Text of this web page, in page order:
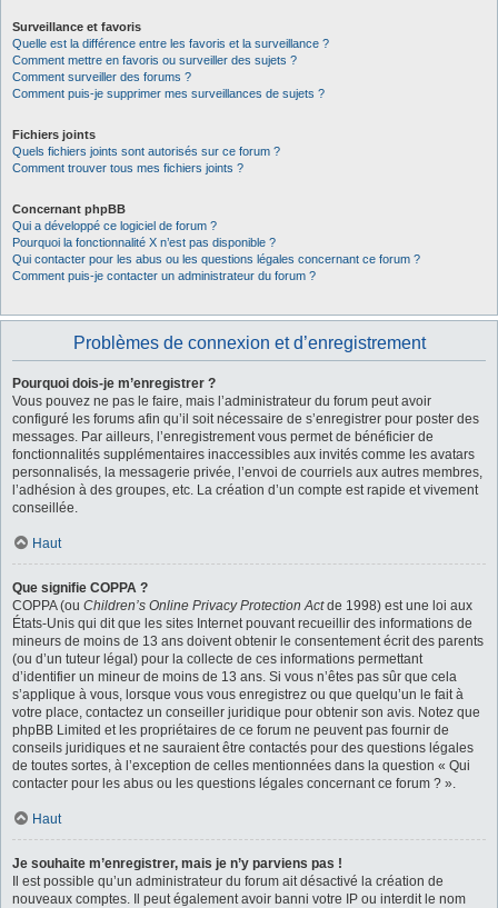
Surveillance et favoris
Quelle est la différence entre les favoris et la surveillance ?
Comment mettre en favoris ou surveiller des sujets ?
Comment surveiller des forums ?
Comment puis-je supprimer mes surveillances de sujets ?
Fichiers joints
Quels fichiers joints sont autorisés sur ce forum ?
Comment trouver tous mes fichiers joints ?
Concernant phpBB
Qui a développé ce logiciel de forum ?
Pourquoi la fonctionnalité X n’est pas disponible ?
Qui contacter pour les abus ou les questions légales concernant ce forum ?
Comment puis-je contacter un administrateur du forum ?
Problèmes de connexion et d’enregistrement
Pourquoi dois-je m’enregistrer ?
Vous pouvez ne pas le faire, mais l’administrateur du forum peut avoir
configuré les forums afin qu’il soit nécessaire de s’enregistrer pour poster des
messages. Par ailleurs, l’enregistrement vous permet de bénéficier de
fonctionnalités supplémentaires inaccessibles aux invités comme les avatars
personnalisés, la messagerie privée, l’envoi de courriels aux autres membres,
l’adhésion à des groupes, etc. La création d’un compte est rapide et vivement
conseillée.
Haut
Que signifie COPPA ?
COPPA (ou Children’s Online Privacy Protection Actde 1998) est une loi aux
États-Unis qui dit que les sites Internet pouvant recueillir des informations de
mineurs de moins de 13 ans doivent obtenir le consentement écrit des parents
(ou d’un tuteur légal) pour la collecte de ces informations permettant
d’identifier un mineur de moins de 13 ans. Si vous n’êtes pas sûr que cela
s’applique à vous, lorsque vous vous enregistrez ou que quelqu’un le fait à
votre place, contactez un conseiller juridique pour obtenir son avis. Notez que
phpBB Limited et les propriétaires de ce forum ne peuvent pas fournir de
conseils juridiques et ne sauraient être contactés pour des questions légales
de toutes sortes, à l’exception de celles mentionnées dans la question « Qui
contacter pour les abus ou les questions légales concernant ce forum ? ».
Haut
Je souhaite m’enregistrer, mais je n’y parviens pas !
Il est possible qu’un administrateur du forum ait désactivé la création de
nouveaux comptes. Il peut également avoir banni votre IP ou interdit le nom